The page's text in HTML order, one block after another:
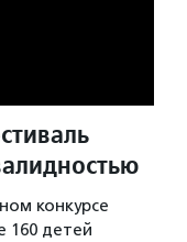
конкурсе
160 детей